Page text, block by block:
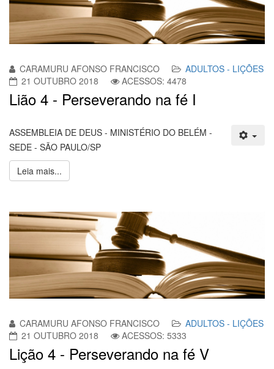
CARAMURU AFONSO FRANCISCO
ADULTOS - LIÇÕES
21 OUTUBRO 2018
ACESSOS: 4478
Lião 4 - Perseverando na fé I
ASSEMBLEIA DE DEUS - MINISTÉRIO DO BELÉM -
SEDE - SÃO PAULO/SP
Leia mais...
CARAMURU AFONSO FRANCISCO
ADULTOS - LIÇÕES
21 OUTUBRO 2018
ACESSOS: 5333
Lição 4 - Perseverando na fé V